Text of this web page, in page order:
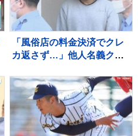
「風俗店の料金決済でクレ
カ返さず…」他人名義クレ
業員の男（23）を逮捕 自
宅からは他人名義のクレカ
複数枚 警視庁